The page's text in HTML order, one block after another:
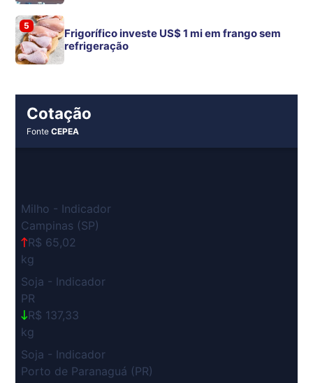
5
Frigorífico investe US$ 1 mi em frango sem
refrigeração
Cotação
FonteCEPEA
Milho - Indicador
Campinas (SP)
R$ 65,02
kg
Soja - Indicador
PR
R$ 137,33
kg
Soja - Indicador
Porto de Paranaguá (PR)